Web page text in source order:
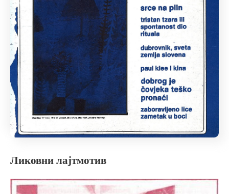
Ликовни лајтмотив